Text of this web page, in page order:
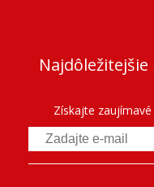
Získajte